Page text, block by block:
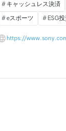
キャッシュレス決済
eスポーツ
ESG
https://